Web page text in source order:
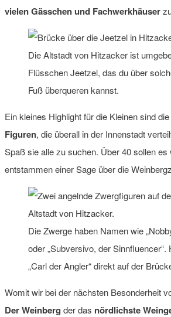
vielen Gässchen und Fachwerkhäuser
Die Altstadt von Hitzacker ist
Flüsschen Jeetzel, das du über
Fuß überqueren kannst.
Ein kleines Highlight für die Kleinen sind
Figuren, die überall in der Innenstadt
Spaß sie alle zu suchen. Über 40 sollen es
entstammen einer Sage über die
Die Zwerge haben Namen wie
oder „Subversivo, der
„Carl der Angler“ direkt auf der
Womit wir bei der nächsten Besonderheit
Der Weinberg der das nördlichste